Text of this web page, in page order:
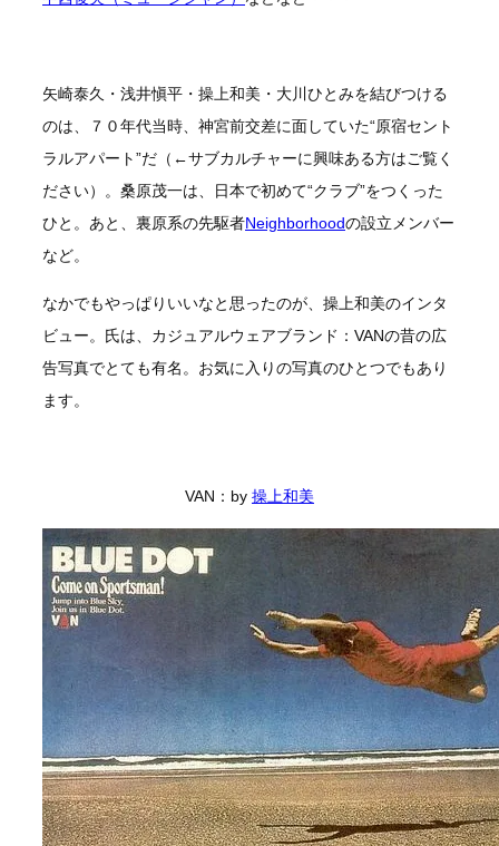
矢崎泰久・浅井愼平・操上和美・大川ひとみを結びつける
のは、７０年代当時、神宮前交差に面していた“原宿セント
ラルアパート”だ（←サブカルチャーに興味ある方はご覧く
ださい）。桑原茂一は、日本で初めて“クラブ”をつくった
ひと。あと、裏原系の先駆者Neighborhoodの設立メンバー
など。
なかでもやっぱりいいなと思ったのが、操上和美のインタ
ビュー。氏は、カジュアルウェアブランド：VANの昔の広
告写真でとても有名。お気に入りの写真のひとつでもあり
ます。
VAN：by 操上和美